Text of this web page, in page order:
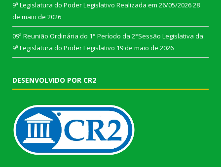
9ª Legislatura do Poder Legislativo Realizada em 26/05/202628
de maio de 2026
09ª Reunião Ordinária do 1° Período da 2°Sessão Legislativa da
9ª Legislatura do Poder Legislativo 19 de maio de 2026
DESENVOLVIDO POR CR2